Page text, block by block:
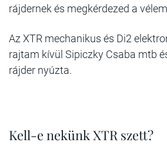
rájdernek és megkérdezed a
Az XTR mechanikus és Di2
rajtam kívül Sipiczky Csaba mtb
rájder nyúzta.
Kell-e nekünk XTR szett?